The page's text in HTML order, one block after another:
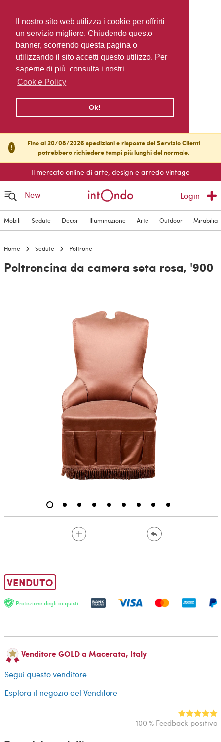
Il nostro sito web utilizza i cookie per offrirti
un servizio migliore. Chiudendo questo
banner, scorrendo questa pagina o
utilizzando il sito accetti questo utilizzo. Per
saperne di più, consulta i nostri
Cookie Policy
Ok!
!
Fino al 20/08/2026 spedizioni e risposte del Servizio Clienti
potrebbero richiedere tempi più lunghi del normale.
Il mercato online di arte, design e arredo vintage
New Login
Mobili Sedute Decor Illuminazione Arte Outdoor Mirabilia
Home Sedute Poltrone
Poltroncina da camera seta rosa, '900
VENDUTO
Protezione degli acquisti
Venditore GOLD a Macerata, Italy
Segui questo venditore
Esplora il negozio del Venditore
100 % Feedback positivo